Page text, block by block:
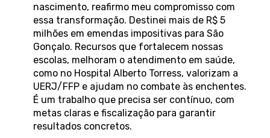
nascimento, reafirmo meu compromisso com
essa transformação. Destinei mais de R$ 5
milhões em emendas impositivas para São
Gonçalo. Recursos que fortalecem nossas
escolas, melhoram o atendimento em saúde,
como no Hospital Alberto Torress, valorizam a
UERJ/FFP e ajudam no combate às enchentes.
É um trabalho que precisa ser contínuo, com
metas claras e fiscalização para garantir
resultados concretos.